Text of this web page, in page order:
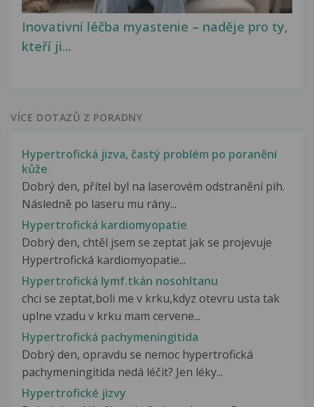
Inovativní léčba myastenie – naděje pro ty,
kteří ji...
VÍCE DOTAZŮ Z PORADNY
Hypertrofická jizva, častý problém po poranění
kůže
Dobrý den, přítel byl na laserovém odstranění pih.
Následně po laseru mu rány...
Hypertrofická kardiomyopatie
Dobrý den, chtěl jsem se zeptat jak se projevuje
Hypertrofická kardiomyopatie...
Hypertrofická lymf.tkán nosohltanu
chci se zeptat,boli me v krku,kdyz otevru usta tak
uplne vzadu v krku mam cervene...
Hypertrofická pachymeningitida
Dobrý den, opravdu se nemoc hypertrofická
pachymeningitida nedá léčit? Jen léky...
Hypertrofické jizvy